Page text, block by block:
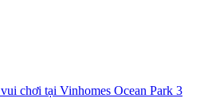
chơi tại Vinhomes Ocean Park 3